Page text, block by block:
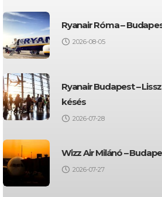
Ryanair Róma –
2026-08-05
Ryanair Budapest –
késés
2026-07-28
Wizz Air Milánó –
2026-07-27